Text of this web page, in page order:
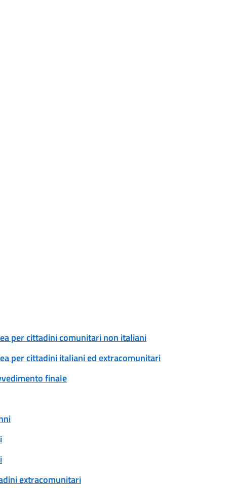
per cittadini comunitari non italiani
per cittadini italiani ed extracomunitari
finale
extracomunitari